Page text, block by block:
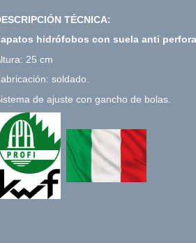
TÉCNICA:
hidrófobos con suela anti
25 cm
soldado.
de ajuste con gancho de bolas.